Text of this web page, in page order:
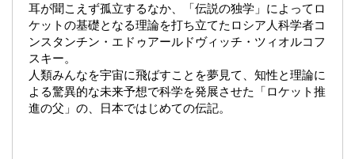
耳が聞こえず孤立するなか、「伝説の独学」によってロ
ケットの基礎となる理論を打ち立てたロシア人科学者コ
ンスタンチン・エドゥアールドヴィッチ・ツィオルコフ
スキー。
人類みんなを宇宙に飛ばすことを夢見て、知性と理論に
よる驚異的な未来予想で科学を発展させた「ロケット推
進の父」の、日本ではじめての伝記。